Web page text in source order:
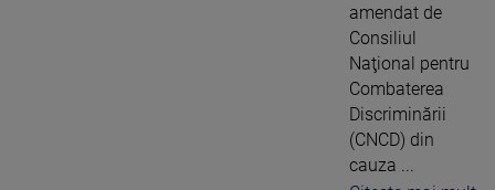
amendat de
Consiliul
Naţional pentru
Combaterea
Discriminării
(CNCD) din
cauza ...